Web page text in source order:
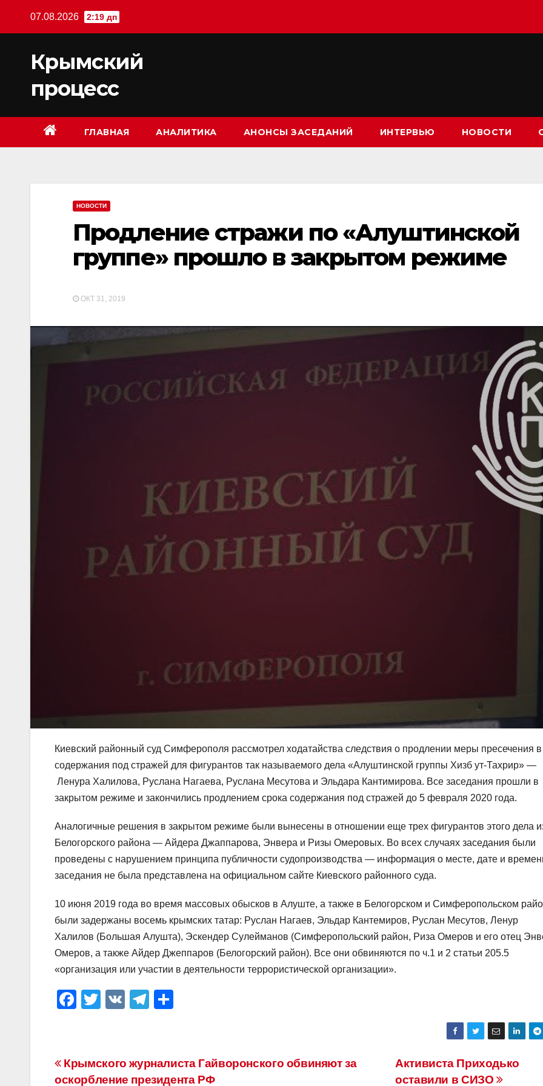
07.08.2026 2:19 дп
Крымский
процесс
ГЛАВНАЯ АНАЛИТИКА АНОНСЫ ЗАСЕДАНИЙ ИНТЕРВЬЮ НОВОСТИ
НОВОСТИ
Продление стражи по «Алуштинской
группе» прошло в закрытом режиме
ОКТ 31, 2019
Киевский районный суд Симферополя рассмотрел ходатайства следствия о продлении меры пресечения
содержания под стражей для фигурантов так называемого дела «Алуштинской группы Хизб ут-Тахрир» —
Ленура Халилова, Руслана Нагаева, Руслана Месутова и Эльдара Кантимирова. Все заседания прошли в
закрытом режиме и закончились продлением срока содержания под стражей до 5 февраля 2020 года.
Аналогичные решения в закрытом режиме были вынесены в отношении еще трех фигурантов этого дела
Белогорского района — Айдера Джаппарова, Энвера и Ризы Омеровых. Во всех случаях заседания были
проведены с нарушением принципа публичности судопроизводства — информация о месте, дате и
заседания не была представлена на официальном сайте Киевского районного суда.
10 июня 2019 года во время массовых обысков в Алуште, а также в Белогорском и Симферопольском
были задержаны восемь крымских татар: Руслан Нагаев, Эльдар Кантемиров, Руслан Месутов, Ленур
Халилов (Большая Алушта), Эскендер Сулейманов (Симферопольский район, Риза Омеров и его отец
Омеров, а также Айдер Джеппаров (Белогорский район). Все они обвиняются по ч.1 и 2 статьи 205.5
«организация или участии в деятельности террористической организации».
F
e
b
T
er
V
T
gr
a
а
в
Навигация
Активиста Приходько
оставили в СИЗО
Крымского журналиста Гайворонского обвиняют за
оскорбление президента РФ